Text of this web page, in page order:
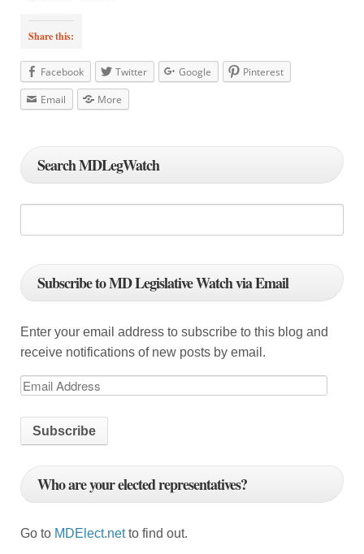
Share this:
Facebook Twitter Google
Pinterest
Email
More
Search MDLegWatch
Subscribe to MD Legislative Watch via Email
Enter your email address to subscribe to this blog and
receive notifications of new posts by email.
E
i
A
d
r
Who are your elected representatives?
Go to MDElect.netto find out.